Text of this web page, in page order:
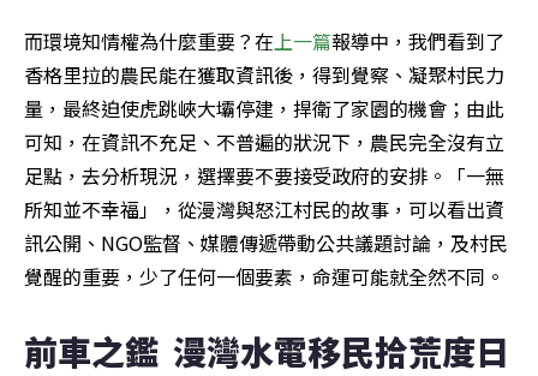
而環境知情權為什麼重要？在上一篇報導中，我們看到了
香格里拉的農民能在獲取資訊後，得到覺察、凝聚村民力
量，最終迫使虎跳峽大壩停建，捍衛了家園的機會；由此
可知，在資訊不充足、不普遍的狀況下，農民完全沒有立
足點，去分析現況，選擇要不要接受政府的安排。「一無
所知並不幸福」，從漫灣與怒江村民的故事，可以看出資
訊公開、NGO監督、媒體傳遞帶動公共議題討論，及村民
覺醒的重要，少了任何一個要素，命運可能就全然不同。
前車之鑑  漫灣水電移民拾荒度日